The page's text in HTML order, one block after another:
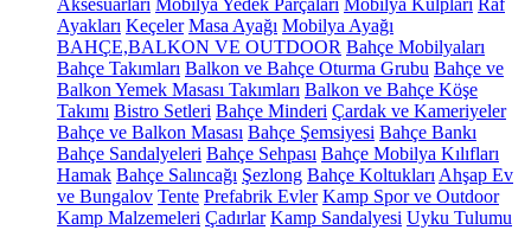
Aksesuarları Mobilya Yedek Parçaları Mobilya Kulpları Raf
Ayakları Keçeler Masa Ayağı Mobilya Ayağı
BAHÇE,BALKON VE OUTDOOR Bahçe Mobilyaları
Bahçe Takımları Balkon ve Bahçe Oturma Grubu Bahçe ve
Balkon Yemek Masası Takımları Balkon ve Bahçe Köşe
Takımı Bistro Setleri Bahçe Minderi Çardak ve Kameriyeler
Bahçe ve Balkon Masası Bahçe Şemsiyesi Bahçe Bankı
Bahçe Sandalyeleri Bahçe Sehpası Bahçe Mobilya Kılıfları
Hamak Bahçe Salıncağı Şezlong Bahçe Koltukları Ahşap Ev
ve Bungalov Tente Prefabrik Evler Kamp Spor ve Outdoor
Kamp Malzemeleri Çadırlar Kamp Sandalyesi Uyku Tulumu